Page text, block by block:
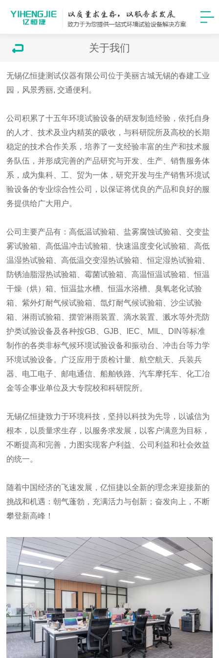
关于我们
无锡亿恒捷测试仪器有限公司位于美丽古城无锡的春建工业
园，风景秀丽, 交通便利。
公司积累了十五年环境试验设备的研发制造经验，依托自身
的人才、技术及业内精英的吸收，与科研院所及高校的长期
稳定的技术合作关系，培养了一支经验丰富的生产和技术服
务队伍，并形成完善的产品研究与开发、生产、销售服务体
系，成为集科、工、贸为一体，研究开发与生产销售环境试
验设备的专业综合性公司，以保证将优良的产品和良好的服
务提供给广大用户。
公司主要产品有：高低温试验箱、盐雾腐蚀试验箱、交变盐
雾试验箱、高低温冲击试验箱、快速温度变化试验箱、高低
温湿热试验箱、高低温交变湿热试验箱、恒定湿热试验箱、
防锈油脂湿热试验箱、霉菌试验箱、高温恒温试验箱、恒温
干燥（烘）箱、恒温盐水槽、恒温水浴槽、臭氧老化试验
箱、紫外灯耐气候试验箱、氙灯耐气候试验箱、沙尘试验
箱、淋雨试验箱、摆管淋雨装置、滴水装置、溅水等外壳防
护类试验设备及各种按GB、GJB、IEC、MIL、DIN等标准
制作的各类非标气候环境试验设备和振动台、冲击台等力学
环境试验设备。广泛应用于质检计量、航空航天、兵装兵
器、电工电子、邮电通信、船舶铁路、汽车摩托车、化工冶
金等企事业单位及大专院校和科研院所。
无锡亿恒捷致力于环境科技，坚持以科技为先导，以诚信为
根本，以质量求生存，以服务求发展，以客户满意为目标，
不断提高和完善，力图实现客户利益、公司利益和社会效益
的统一。
随着中国经济的飞速发展，亿恒捷 以全新的理念来迎接新的
挑战和机遇：朝气蓬勃，充满活力与创新；奋发向上，不断
攀登新高峰！